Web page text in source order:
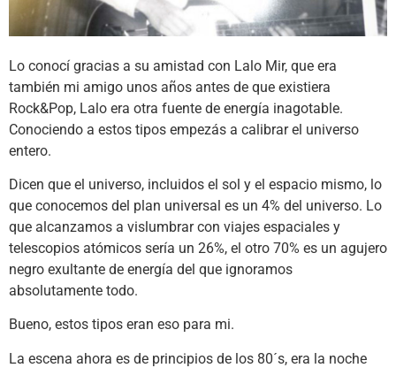
Lo conocí gracias a su amistad con Lalo Mir, que era
también mi amigo unos años antes de que existiera
Rock&Pop, Lalo era otra fuente de energía inagotable.
Conociendo a estos tipos empezás a calibrar el universo
entero.
Dicen que el universo, incluidos el sol y el espacio mismo, lo
que conocemos del plan universal es un 4% del universo. Lo
que alcanzamos a vislumbrar con viajes espaciales y
telescopios atómicos sería un 26%, el otro 70% es un agujero
negro exultante de energía del que ignoramos
absolutamente todo.
Bueno, estos tipos eran eso para mi.
La escena ahora es de principios de los 80´s, era la noche